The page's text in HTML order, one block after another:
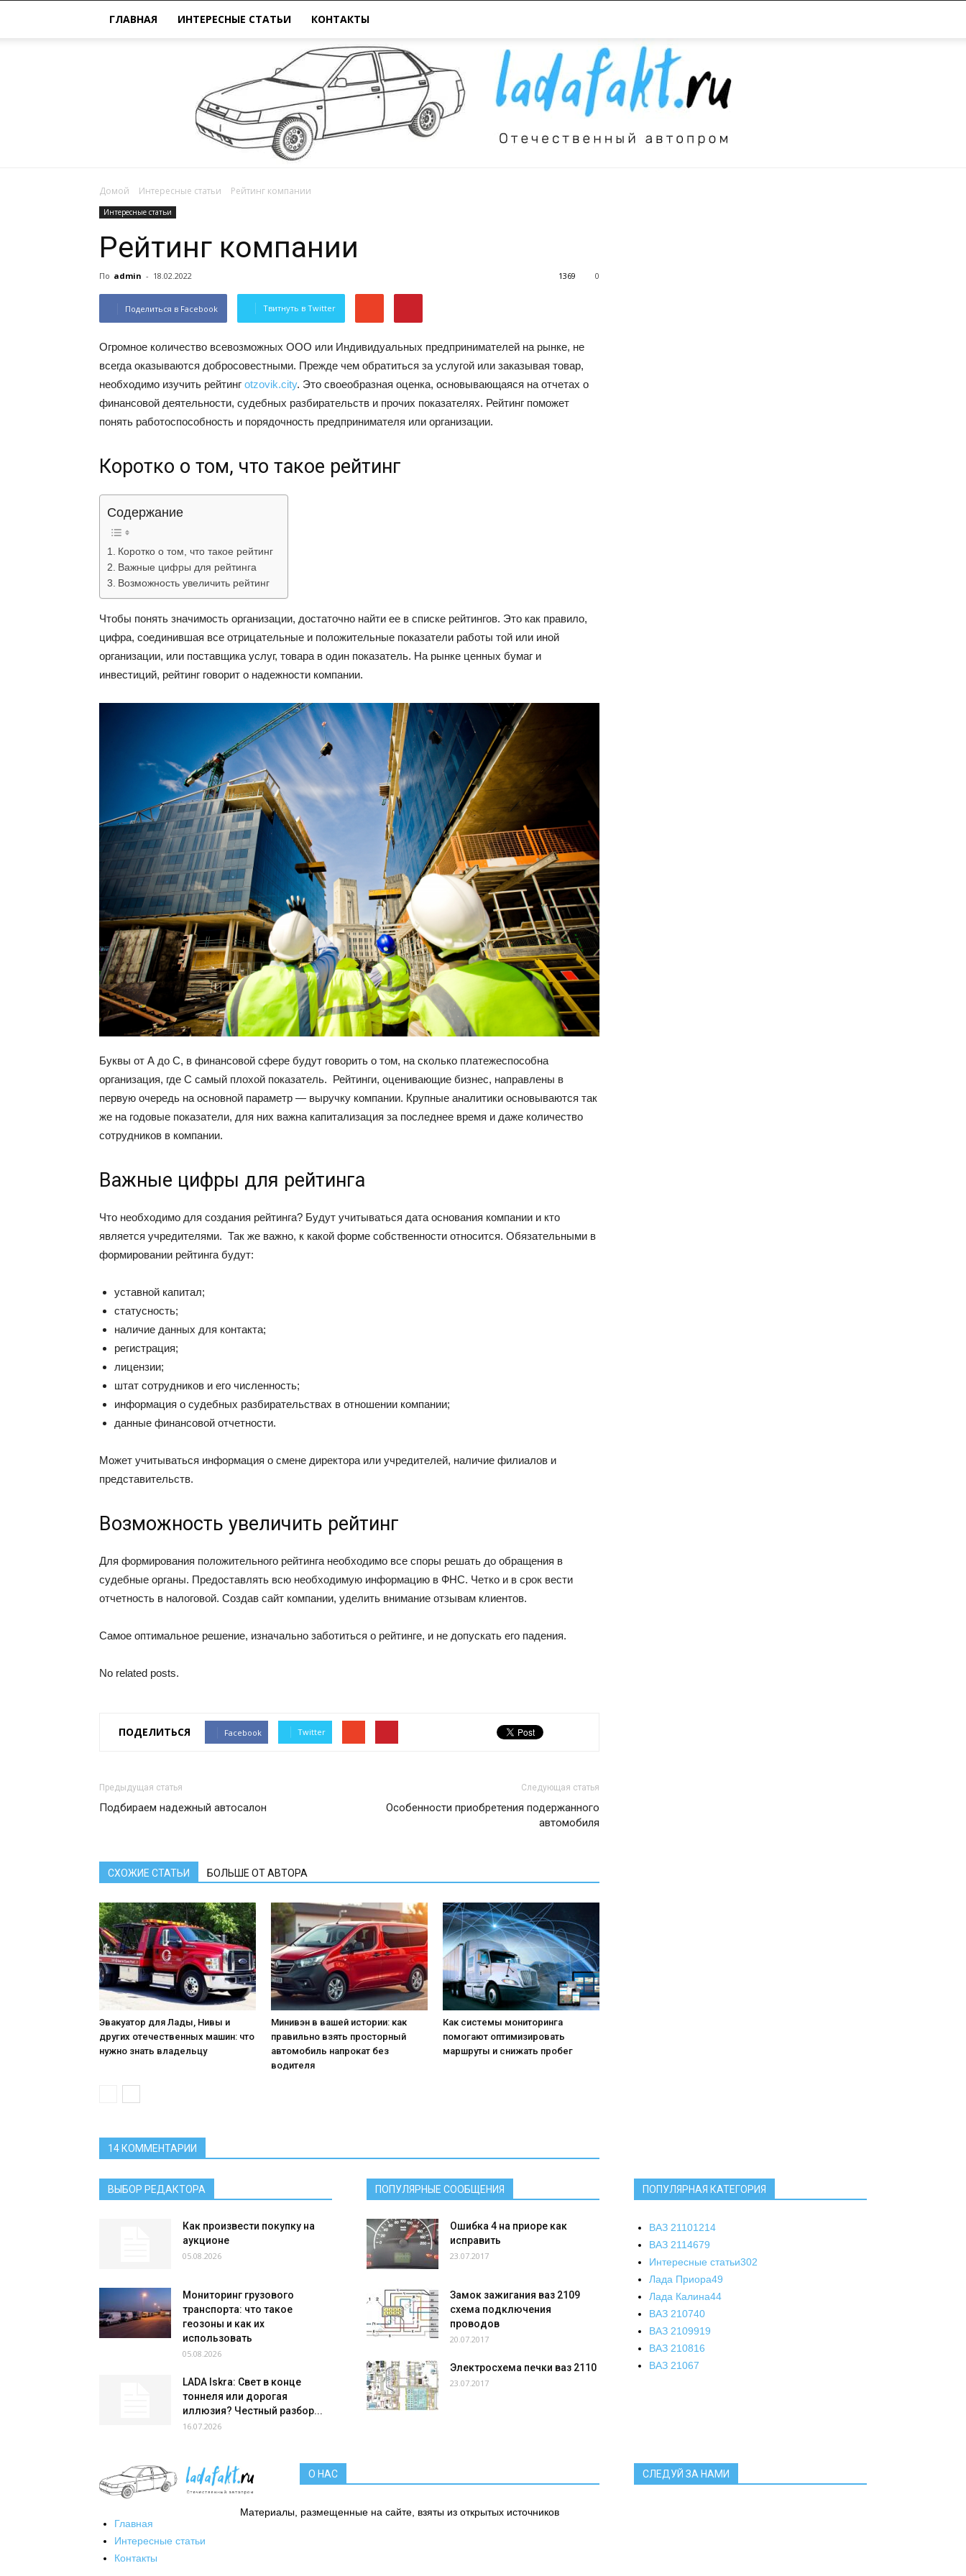
ГЛАВНАЯ ИНТЕРЕСНЫЕ СТАТЬИ КОНТАКТЫ
Домой Интересные статьи Рейтинг компании
Интересные статьи
Рейтинг компании
По admin - 18.02.2022 0
1369
Поделиться в Facebook Твитнуть в Twitter
Огромное количество всевозможных ООО или Индивидуальных предпринимателей на рынке, не
всегда оказываются добросовестными. Прежде чем обратиться за услугой или заказывая товар,
необходимо изучить рейтинг otzovik.city. Это своеобразная оценка, основывающаяся на отчетах о
финансовой деятельности, судебных разбирательств и прочих показателях. Рейтинг поможет
понять работоспособность и порядочность предпринимателя или организации.
Коротко о том, что такое рейтинг
Содержание
Коротко о том, что такое рейтинг
Важные цифры для рейтинга
Возможность увеличить рейтинг
Чтобы понять значимость организации, достаточно найти ее в списке рейтингов. Это как правило,
цифра, соединившая все отрицательные и положительные показатели работы той или иной
организации, или поставщика услуг, товара в один показатель. На рынке ценных бумаг и
инвестиций, рейтинг говорит о надежности компании.
Буквы от А до С, в финансовой сфере будут говорить о том, на сколько платежеспособна
организация, где С самый плохой показатель. Рейтинги, оценивающие бизнес, направлены в
первую очередь на основной параметр — выручку компании. Крупные аналитики основываются так
же на годовые показатели, для них важна капитализация за последнее время и даже количество
сотрудников в компании.
Важные цифры для рейтинга
Что необходимо для создания рейтинга? Будут учитываться дата основания компании и кто
является учредителями. Так же важно, к какой форме собственности относится. Обязательными в
формировании рейтинга будут:
уставной капитал;
статусность;
наличие данных для контакта;
регистрация;
лицензии;
штат сотрудников и его численность;
информация о судебных разбирательствах в отношении компании;
данные финансовой отчетности.
Может учитываться информация о смене директора или учредителей, наличие филиалов и
представительств.
Возможность увеличить рейтинг
Для формирования положительного рейтинга необходимо все споры решать до обращения в
судебные органы. Предоставлять всю необходимую информацию в ФНС. Четко и в срок вести
отчетность в налоговой. Создав сайт компании, уделить внимание отзывам клиентов.
Самое оптимальное решение, изначально заботиться о рейтинге, и не допускать его падения.
No related posts.
ПОДЕЛИТЬСЯ Facebook Twitter
Предыдущая статья
Подбираем надежный автосалон
Следующая статья
Особенности приобретения подержанного
автомобиля
СХОЖИЕ СТАТЬИ БОЛЬШЕ ОТ АВТОРА
Эвакуатор для Лады, Нивы и
других отечественных машин: что
нужно знать владельцу
Минивэн в вашей истории: как
правильно взять просторный
автомобиль напрокат без
водителя
Как системы мониторинга
помогают оптимизировать
маршруты и снижать пробег
14 КОММЕНТАРИИ
ВЫБОР РЕДАКТОРА
Как произвести покупку на
аукционе
05.08.2026
Мониторинг грузового
транспорта: что такое
геозоны и как их
использовать
05.08.2026
LADA Iskra: Свет в конце
тоннеля или дорогая
иллюзия? Честный разбор...
16.07.2026
ПОПУЛЯРНЫЕ СООБЩЕНИЯ
Ошибка 4 на приоре как
исправить
23.07.2017
Замок зажигания ваз 2109
схема подключения
проводов
20.07.2017
Электросхема печки ваз 2110
23.07.2017
ПОПУЛЯРНАЯ КАТЕГОРИЯ
ВАЗ 21101214
ВАЗ 2114679
Интересные статьи302
Лада Приора49
Лада Калина44
ВАЗ 210740
ВАЗ 2109919
ВАЗ 210816
ВАЗ 21067
О НАС СЛЕДУЙ ЗА НАМИ
Главная
Интересные статьи
Контакты
Материалы, размещенные на сайте, взяты из открытых источников